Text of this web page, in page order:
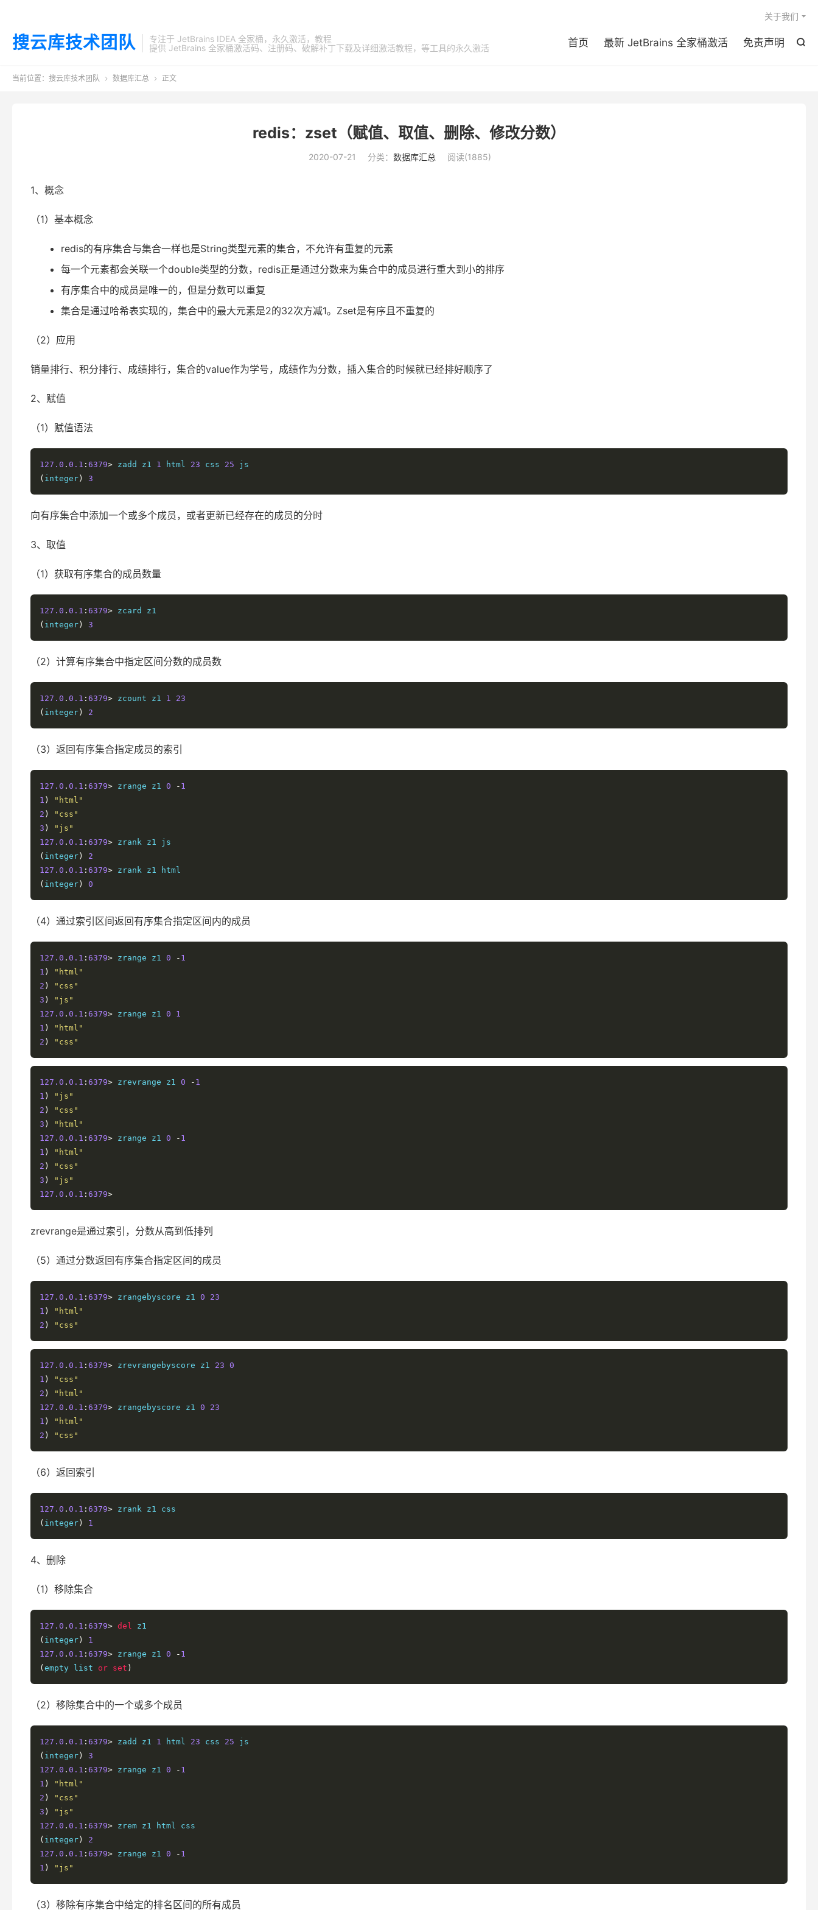
搜云库技术团队
专注于 JetBrains IDEA 全家桶，永久激活，教程
提供 JetBrains 全家桶激活码、注册码、破解补丁下载及详细激活教程，等工具的永久激活

首页 最新 JetBrains 全家桶激活 免责声明
关于我们
当前位置： 搜云库技术团队  数据库汇总  正文
redis：zset（赋值、取值、删除、修改分数）
2020-07-21 分类： 数据库汇总 阅读(1885)
1、概念
（1）基本概念
redis的有序集合与集合一样也是String类型元素的集合，不允许有重复的元素
每一个元素都会关联一个double类型的分数，redis正是通过分数来为集合中的成员进行重大到小的排序
有序集合中的成员是唯一的，但是分数可以重复
集合是通过哈希表实现的，集合中的最大元素是2的32次方减1。Zset是有序且不重复的
（2）应用
销量排行、积分排行、成绩排行，集合的value作为学号，成绩作为分数，插入集合的时候就已经排好顺序了
2、赋值
（1）赋值语法
127.0 . 0.1 : 6379> zadd z1 1 html 23 css 25
( integer ) 3
向有序集合中添加一个或多个成员，或者更新已经存在的成员的分时
3、取值
（1）获取有序集合的成员数量
127.0 . 0.1 : 6379>
( integer ) 3
（2）计算有序集合中指定区间分数的成员数
127.0 . 0.1 : 6379> zcount z1 1
23
( integer ) 2
（3）返回有序集合指定成员的索引
127.0 . 0.1 : 6379> zrange z1 0 - 1
1 )
"html"
2 )
"css"
3 )
"js"
127.0 . 0.1 : 6379>
( integer )
2
127.0 . 0.1 : 6379>
( integer ) 0
（4）通过索引区间返回有序集合指定区间内的成员
127.0 . 0.1 : 6379> zrange z1 0 - 1
1 )
"html"
2 )
"css"
3 )
"js"
127.0 . 0.1 : 6379> zrange z1 0
1
1 )
"html"
2 ) "css"
127.0 . 0.1 : 6379> zrevrange z1 0 - 1
1 )
"js"
2 )
"css"
3 )
"html"
127.0 . 0.1 : 6379> zrange z1 0 - 1
1 )
"html"
2 )
"css"
3 )
"js"
127.0 . 0.1 : 6379>
zrevrange是通过索引，分数从高到低排列
（5）通过分数返回有序集合指定区间的成员
127.0 . 0.1 : 6379> zrangebyscore z1 0
23
1 )
"html"
2 ) "css"
127.0 . 0.1 : 6379> zrevrangebyscore z1 23 0
1 )
"css"
2 )
"html"
127.0 . 0.1 : 6379> zrangebyscore z1 0
23
1 )
"html"
2 ) "css"
（6）返回索引
127.0 . 0.1 : 6379>
( integer ) 1
4、删除
（1）移除集合
127.0 . 0.1 : 6379> del
( integer )
1
127.0 . 0.1 : 6379> zrange z1 0 - 1
( empty list or set )
（2）移除集合中的一个或多个成员
127.0 . 0.1 : 6379> zadd z1 1 html 23 css 25
( integer )
3
127.0 . 0.1 : 6379> zrange z1 0 - 1
1 )
"html"
2 )
"css"
3 )
"js"
127.0 . 0.1 : 6379>
( integer )
2
127.0 . 0.1 : 6379> zrange z1 0 - 1
1 ) "js"
（3）移除有序集合中给定的排名区间的所有成员